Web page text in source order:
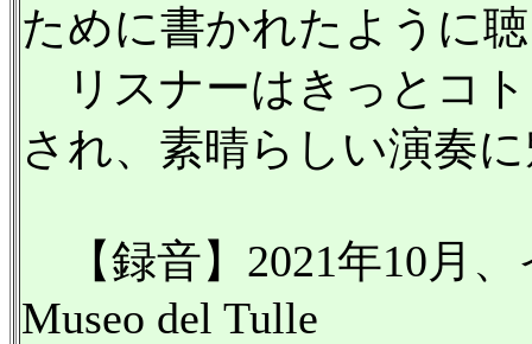
ために書かれたように
リスナーはきっとコ
され、素晴らしい演奏
【録音】2021年10月
Museo del Tulle